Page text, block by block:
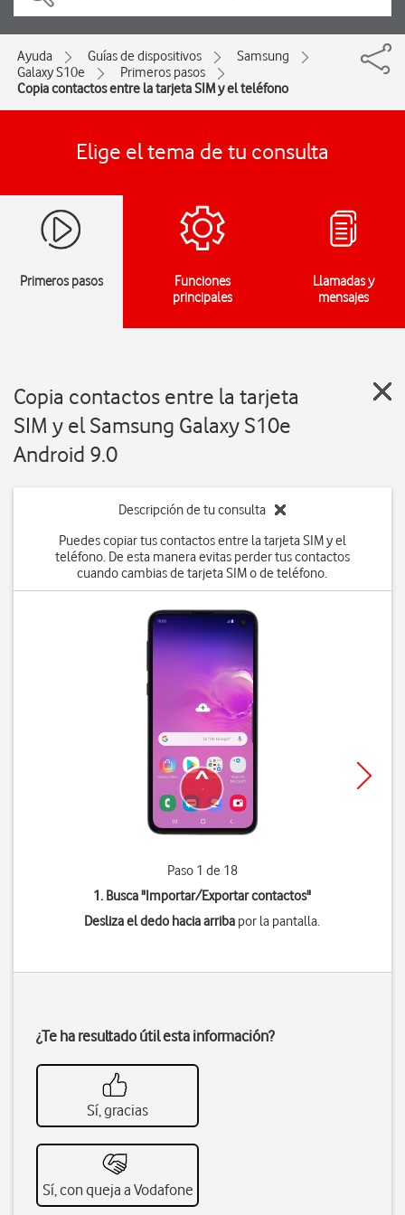
Ayuda Guías de dispositivos
Samsung
Galaxy S10e
Primeros pasos
Copia contactos entre la tarjeta SIM y el teléfono
Elige el tema de tu consulta
Primeros pasos
Funciones
principales
Llamadas y
mensajes
Copia contactos entre la tarjeta
SIM y el Samsung Galaxy S10e
Android 9.0
Descripción de tu consulta
Puedes copiar tus contactos entre la tarjeta SIM y el
teléfono. De esta manera evitas perder tus contactos
cuando cambias de tarjeta SIM o de teléfono.
Paso 1 de 18
1. Busca "Importar/Exportar contactos"
Desliza el dedo hacia arriba por la pantalla.
¿Te ha resultado útil esta información?
Sí, gracias
Sí, con queja a Vodafone